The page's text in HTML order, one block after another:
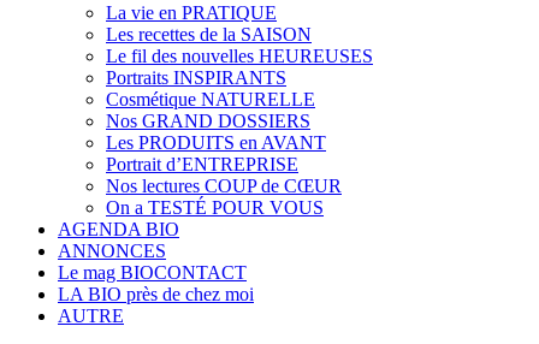
La vie en PRATIQUE
Les recettes de la SAISON
Le fil des nouvelles HEUREUSES
Portraits INSPIRANTS
Cosmétique NATURELLE
Nos GRAND DOSSIERS
Les PRODUITS en AVANT
Portrait d’ENTREPRISE
Nos lectures COUP de CŒUR
On a TESTÉ POUR VOUS
AGENDA BIO
ANNONCES
Le mag BIOCONTACT
LA BIO près de chez moi
AUTRE